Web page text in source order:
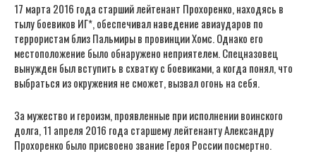
17 марта 2016 года старший лейтенант Прохоренко, находясь в
тылу боевиков ИГ*, обеспечивал наведение авиаударов по
террористам близ Пальмиры в провинции Хомс. Однако его
местоположение было обнаружено неприятелем. Спецназовец
вынужден был вступить в схватку с боевиками, а когда понял, что
выбраться из окружения не сможет, вызвал огонь на себя.
За мужество и героизм, проявленные при исполнении воинского
долга, 11 апреля 2016 года старшему лейтенанту Александру
Прохоренко было присвоено звание Героя России посмертно.